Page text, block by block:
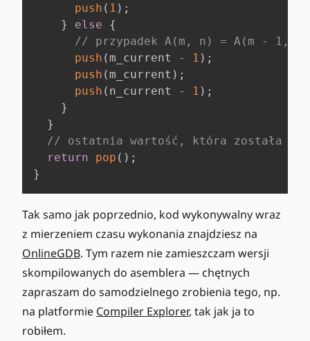
push ( 1 ) ;
}
else
{
// przypadek A(m, n) = A(m - 1,
push ( m_current - 1 ) ;
push ( m_current ) ;
push ( n_current - 1 ) ;
}
}
// ostatnia wartość, która została
return
pop ( ) ;
}
Tak samo jak poprzednio, kod wykonywalny wraz
z mierzeniem czasu wykonania znajdziesz na
OnlineGDB. Tym razem nie zamieszczam wersji
skompilowanych do asemblera — chętnych
zapraszam do samodzielnego zrobienia tego, np.
na platformie Compiler Explorer, tak jak ja to
robiłem.